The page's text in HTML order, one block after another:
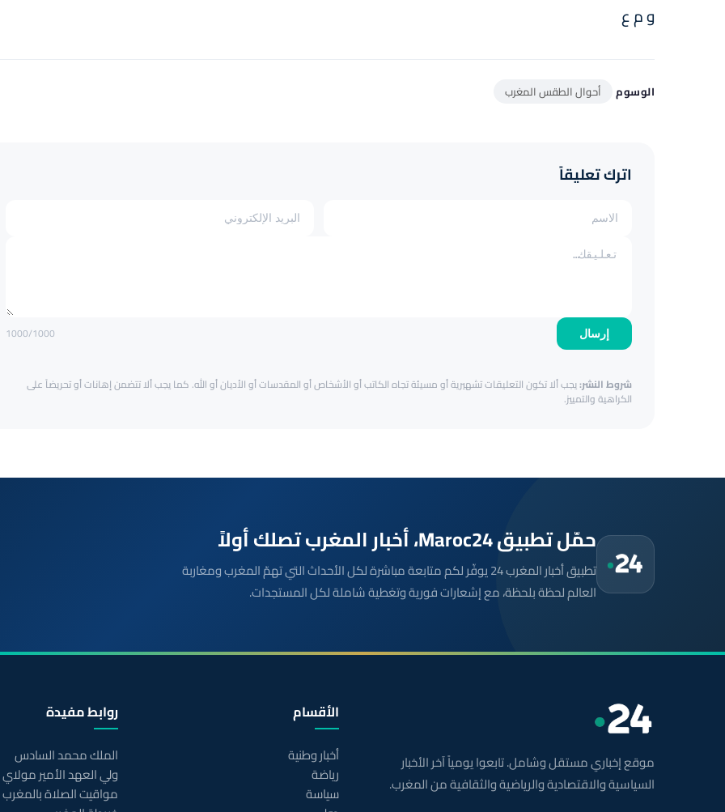
و م ع
الوسوم أحوال الطقس المغرب
اترك تعليقاً
إرسال 1000/1000
شروط النشر:يجب ألا تكون التعليقات تشهيرية أو مسيئة تجاه الكاتب أو الأشخاص أو المقدسات أو الأديان أو الله. كما يجب ألا تتضمن إهانات أو تحريضاً على
الكراهية والتمييز.
حمّل تطبيق Maroc24، أخبار المغرب تصلك أولاً
تطبيق أخبار المغرب 24 يوفّر لكم متابعة مباشرة لكل الأحداث التي تهمّ المغرب ومغاربة
العالم لحظة بلحظة، مع إشعارات فورية وتغطية شاملة لكل المستجدات.
موقع إخباري مستقل وشامل. تابعوا يومياً آخر الأخبار
السياسية والاقتصادية والرياضية والثقافية من المغرب.
الأقسام
أخبار وطنية
رياضة
سياسة
روابط مفيدة
الملك محمد السادس
ولي العهد الأمير
مواقيت الصلاة بالمغرب